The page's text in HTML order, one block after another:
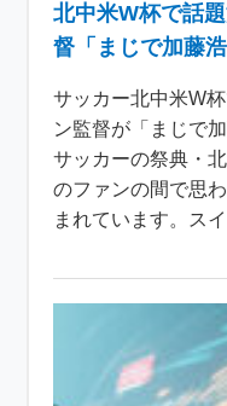
北中米W杯で話
督「まじで加藤
サッカー北中米W
ン監督が「まじで
サッカーの祭典・
のファンの間で思
まれています。ス